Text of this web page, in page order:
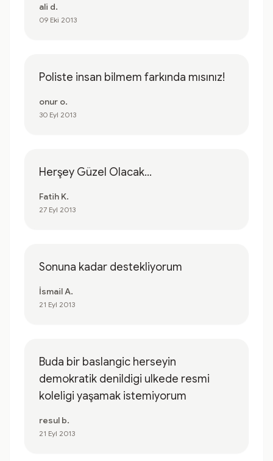
ali d.
09 Eki 2013
Poliste insan bilmem farkında mısınız!
onur o.
30 Eyl 2013
Herşey Güzel Olacak...
Fatih K.
27 Eyl 2013
Sonuna kadar destekliyorum
İsmail A.
21 Eyl 2013
Buda bir baslangic herseyin
demokratik denildigi ulkede resmi
koleligi yaşamak istemiyorum
resul b.
21 Eyl 2013